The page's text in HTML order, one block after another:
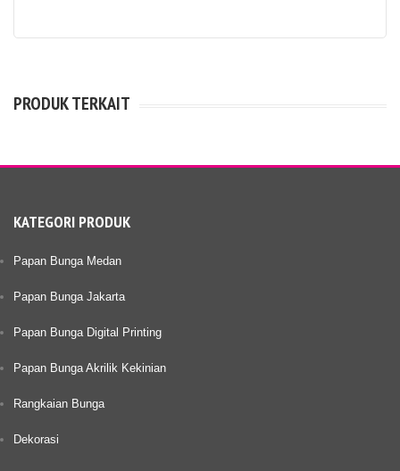
PRODUK TERKAIT
KATEGORI PRODUK
Papan Bunga Medan
Papan Bunga Jakarta
Papan Bunga Digital Printing
Papan Bunga Akrilik Kekinian
Rangkaian Bunga
Dekorasi